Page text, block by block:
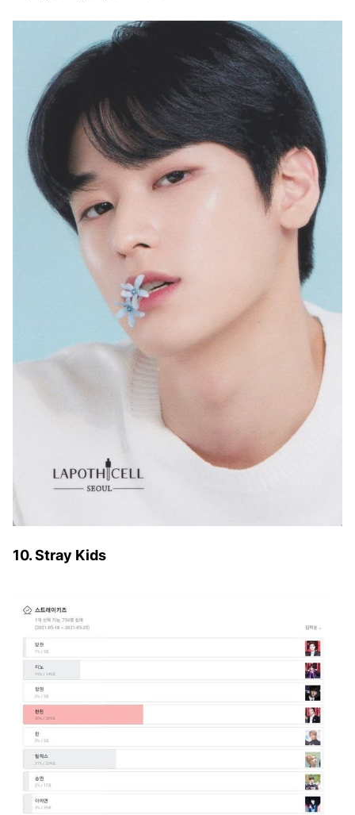
10. Stray Kids